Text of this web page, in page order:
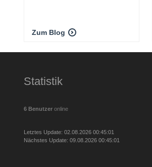
Zum Blog
Statistik
6 Benutzer online
Letztes Update: 02.08.2026 00:45:01
Nächstes Update: 09.08.2026 00:45:01